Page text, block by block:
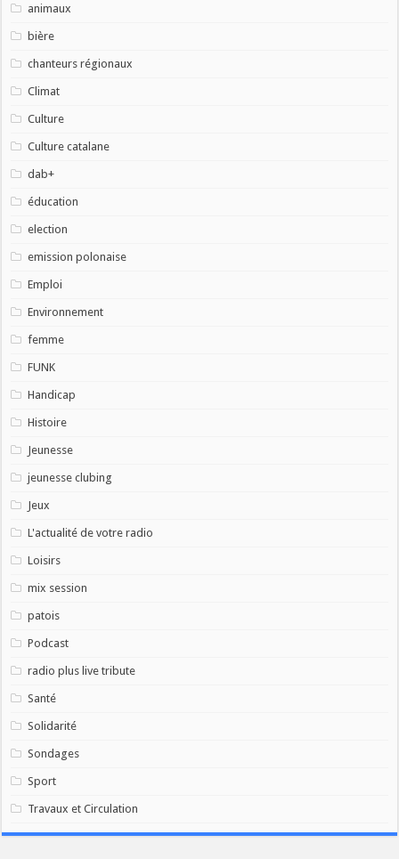
animaux
bière
chanteurs régionaux
Climat
Culture
Culture catalane
dab+
éducation
election
emission polonaise
Emploi
Environnement
femme
FUNK
Handicap
Histoire
Jeunesse
jeunesse clubing
Jeux
L'actualité de votre radio
Loisirs
mix session
patois
Podcast
radio plus live tribute
Santé
Solidarité
Sondages
Sport
Travaux et Circulation